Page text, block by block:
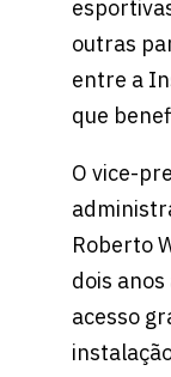
outras
entre a
que
O vice-
Roberto
dois
acesso